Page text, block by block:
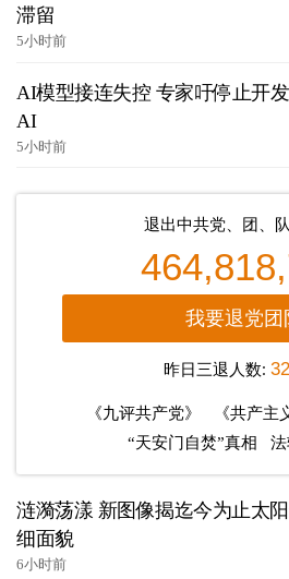
滞留
5小时前
AI模型接连失控 专家吁停止开
AI
5小时前
退出中共党、团、
我要退党团
昨日三退人数:
《九评共产党》
《共产主
“天安门自焚”真相
涟漪荡漾 新图像揭迄今为止太
细面貌
6小时前